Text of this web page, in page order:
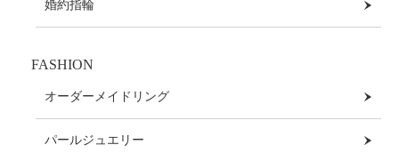
婚約指輪
FASHION
オーダーメイドリング
パールジュエリー